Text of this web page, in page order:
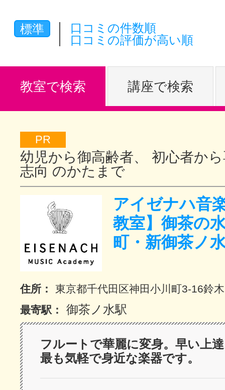
体験レッス
やりたいこ
特集をみる
グッドスク
掲載のお問
サイトマッ
標準
口コミの件数順
口コミの評価が高い順
教室で検索 講座で検索
PR
幼児から御高齢者、 初心者か
志向 のかたまで
アイゼナハ音
教室】御茶の
町・新御茶ノ
住所：
東京都千代田区神田小川町3-16鈴
最寄駅：
御茶ノ水駅
フルートで華麗に変身。早い上
最も気軽で身近な楽器です。